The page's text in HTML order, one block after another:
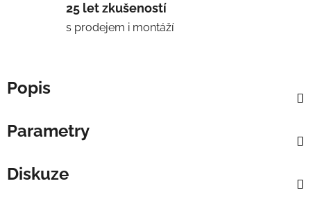
25 let zkušeností
s prodejem i montáží
Popis
Parametry
Diskuze